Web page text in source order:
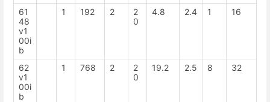
61
48
v1
00i
b
1 192 2
2
0
4.8 2.4 1 16
62
v1
00i
b
1 768 2
2
0
19.2 2.5 8 32